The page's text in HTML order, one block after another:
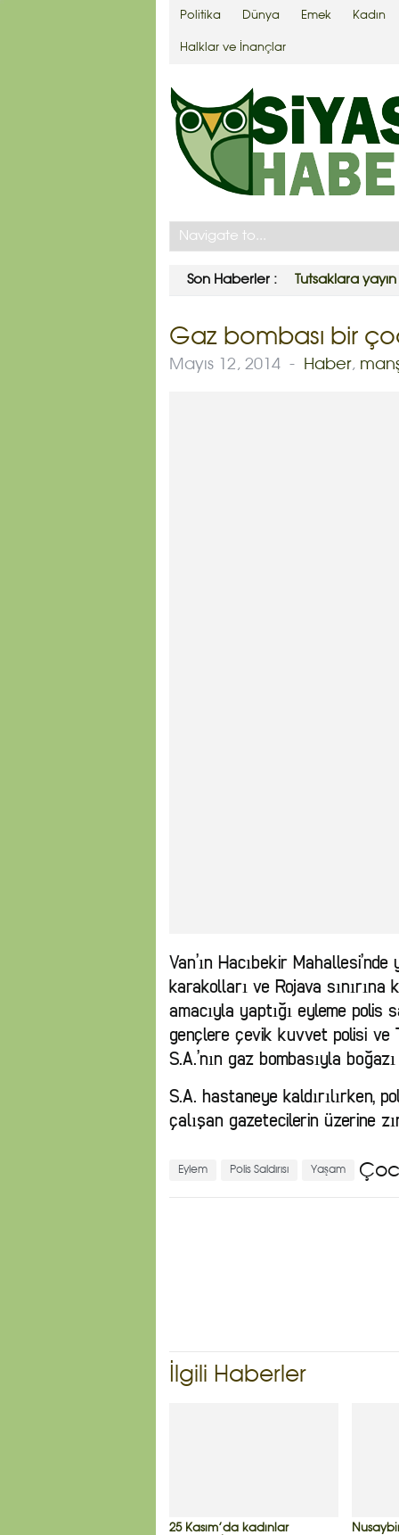
Politika Dünya Emek Kadın
Halklar ve İnançlar
Son Haberler : Tutsaklara
Gaz bombası bir
Mayıs 12, 2014 - Haber,
Van’ın Hacıbekir
karakolları ve Rojava
amacıyla yaptığı eyleme
gençlere çevik kuvvet polisi ve
S.A.’nın gaz bombasıyla
S.A. hastaneye kaldırılırken,
çalışan gazetecilerin üzerine
Eylem Polis Saldırısı Yaşam
İlgili Haberler
25 Kasım’da kadınlar